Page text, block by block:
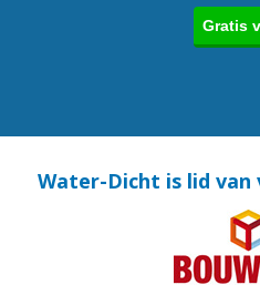
Gratis
Water-Dicht is lid